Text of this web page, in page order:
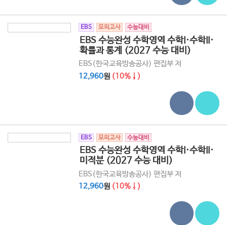
EBS 모의고사 수능대비
EBS 수능완성 수학영역 수학I·수학II·
확률과 통계 (2027 수능 대비)
EBS(한국교육방송공사) 편집부 저
12,960원 (10%↓)
EBS 모의고사 수능대비
EBS 수능완성 수학영역 수학I·수학II·
미적분 (2027 수능 대비)
EBS(한국교육방송공사) 편집부 저
12,960원 (10%↓)